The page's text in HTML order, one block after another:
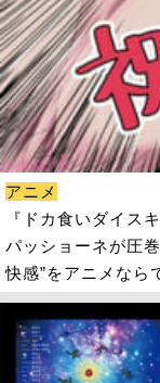
アニメ
『ドカ食いダイス
パッショーネが圧
快感”をアニメなら